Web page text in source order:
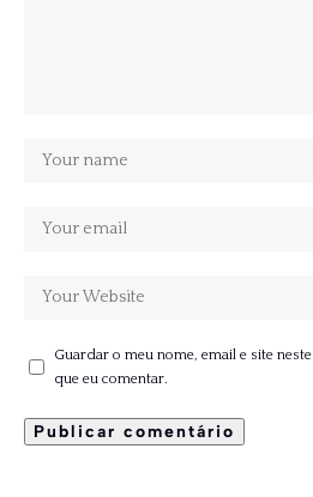
Guardar o meu nome, email e site
que eu comentar.